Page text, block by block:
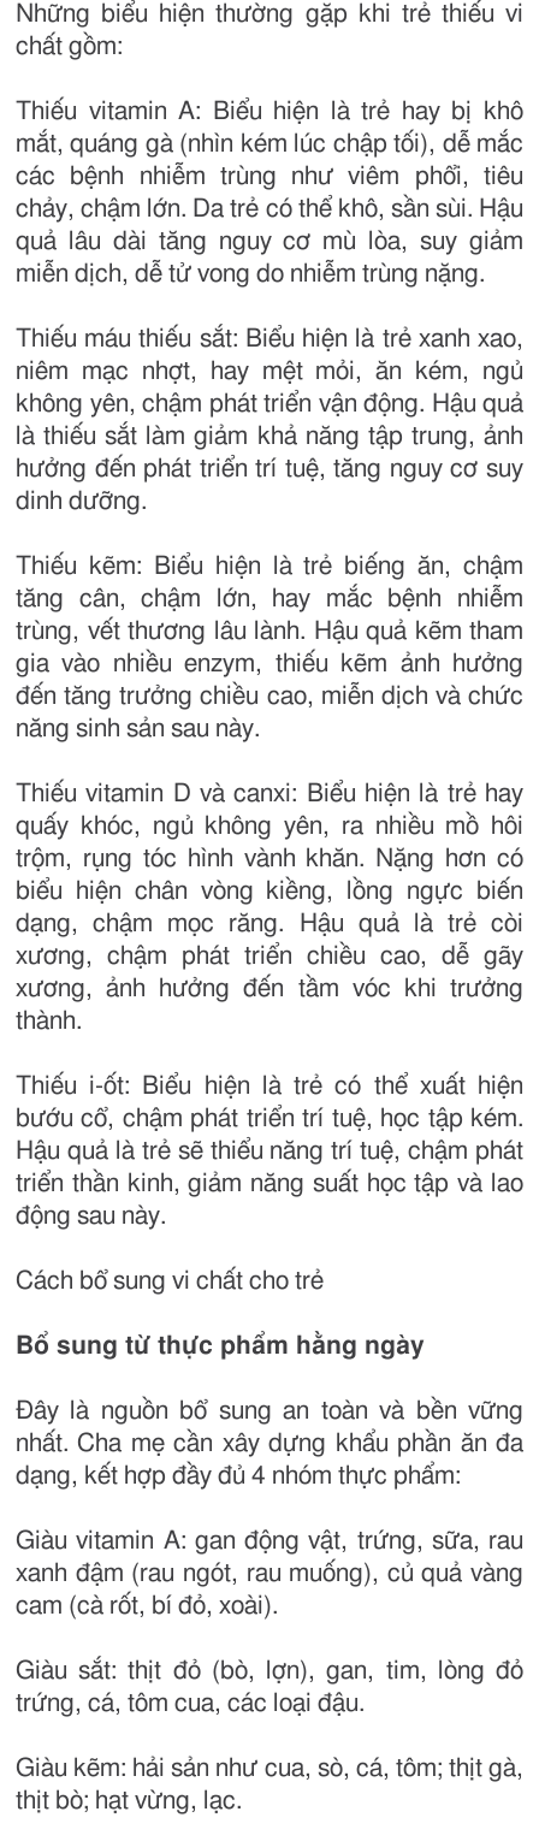
Những biểu hiện thường gặp khi trẻ thiếu vi
chất gồm:
Thiếu vitamin A: Biểu hiện là trẻ hay bị khô
mắt, quáng gà (nhìn kém lúc chập tối), dễ mắc
các bệnh nhiễm trùng như viêm phổi, tiêu
chảy, chậm lớn. Da trẻ có thể khô, sần sùi. Hậu
quả lâu dài tăng nguy cơ mù lòa, suy giảm
miễn dịch, dễ tử vong do nhiễm trùng nặng.
Thiếu máu thiếu sắt: Biểu hiện là trẻ xanh xao,
niêm mạc nhợt, hay mệt mỏi, ăn kém, ngủ
không yên, chậm phát triển vận động. Hậu quả
là thiếu sắt làm giảm khả năng tập trung, ảnh
hưởng đến phát triển trí tuệ, tăng nguy cơ suy
dinh dưỡng.
Thiếu kẽm: Biểu hiện là trẻ biếng ăn, chậm
tăng cân, chậm lớn, hay mắc bệnh nhiễm
trùng, vết thương lâu lành. Hậu quả kẽm tham
gia vào nhiều enzym, thiếu kẽm ảnh hưởng
đến tăng trưởng chiều cao, miễn dịch và chức
năng sinh sản sau này.
Thiếu vitamin D và canxi: Biểu hiện là trẻ hay
quấy khóc, ngủ không yên, ra nhiều mồ hôi
trộm, rụng tóc hình vành khăn. Nặng hơn có
biểu hiện chân vòng kiềng, lồng ngực biến
dạng, chậm mọc răng. Hậu quả là trẻ còi
xương, chậm phát triển chiều cao, dễ gãy
xương, ảnh hưởng đến tầm vóc khi trưởng
thành.
Thiếu i-ốt: Biểu hiện là trẻ có thể xuất hiện
bướu cổ, chậm phát triển trí tuệ, học tập kém.
Hậu quả là trẻ sẽ thiểu năng trí tuệ, chậm phát
triển thần kinh, giảm năng suất học tập và lao
động sau này.
Cách bổ sung vi chất cho trẻ
Bổ sung từ thực phẩm hằng ngày
Đây là nguồn bổ sung an toàn và bền vững
nhất. Cha mẹ cần xây dựng khẩu phần ăn đa
dạng, kết hợp đầy đủ 4 nhóm thực phẩm:
Giàu vitamin A: gan động vật, trứng, sữa, rau
xanh đậm (rau ngót, rau muống), củ quả vàng
cam (cà rốt, bí đỏ, xoài).
Giàu sắt: thịt đỏ (bò, lợn), gan, tim, lòng đỏ
trứng, cá, tôm cua, các loại đậu.
Giàu kẽm: hải sản như cua, sò, cá, tôm; thịt gà,
thịt bò; hạt vừng, lạc.